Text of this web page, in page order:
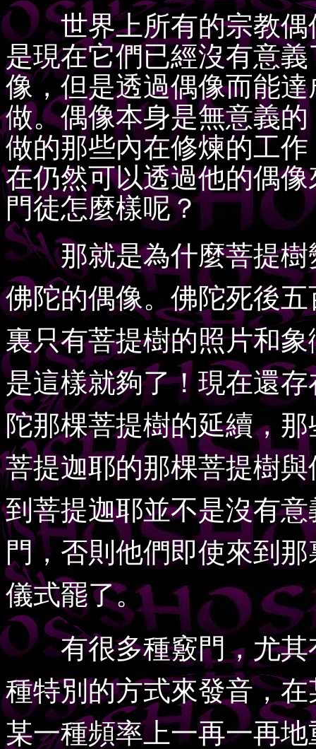
世界上所有的宗教偶
是現在它們已經沒有意
像，但是透過偶像而能
做。偶像本身是無意義
做的那些內在修煉的工
在仍然可以透過他的偶
門徒怎麼樣呢？
那就是為什麼菩提樹
佛陀的偶像。佛陀死後
裏只有菩提樹的照片和
是這樣就夠了！現在還
陀那棵菩提樹的延續，
菩提迦耶的那棵菩提樹
到菩提迦耶並不是沒有
門，否則他們即使來到
儀式罷了。
有很多種竅門，尤其
種特別的方式來發音，
某一種頻率上一再一再